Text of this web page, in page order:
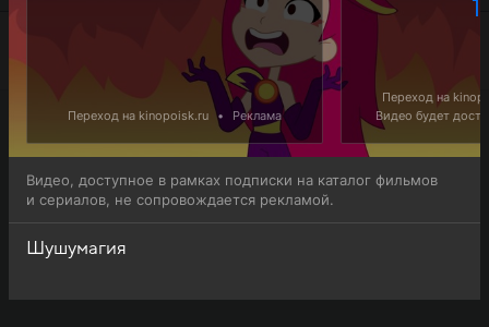
Переход на kinopoisk.ru • Реклама
1
Переход на
Видео будет
Видео, доступное в рамках подписки на каталог фильмов
и сериалов, не сопровождается рекламой.
Шушумагия